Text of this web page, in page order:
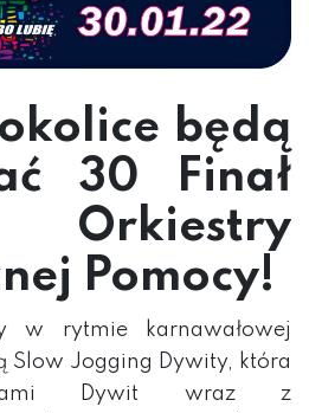
będą
30 Finał
Orkiestry
Pomocy!
w rytmie karnawałowej
Slow Jogging Dywity, która
Dywit wraz z